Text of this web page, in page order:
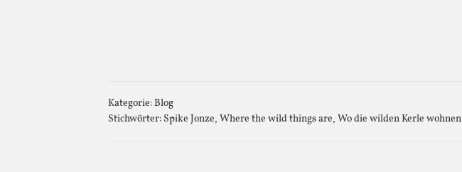
Kategorie:Blog
Stichwörter: Spike Jonze, Where the wild things are, Wo die wilden Kerle wohnen